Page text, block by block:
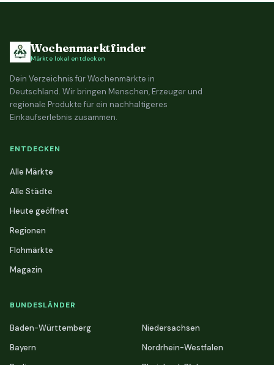
Wochenmarktfinder
Märkte lokal entdecken
Dein Verzeichnis für Wochenmärkte in
Deutschland. Wir bringen Menschen, Erzeuger und
regionale Produkte für ein nachhaltigeres
Einkaufserlebnis zusammen.
ENTDECKEN
Alle Märkte
Alle Städte
Heute geöffnet
Regionen
Flohmärkte
Magazin
BUNDESLÄNDER
Baden-Württemberg
Bayern
Niedersachsen
Nordrhein-Westfalen